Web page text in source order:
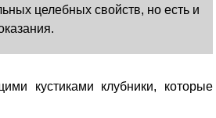
целебных свойств, но есть и
кустиками клубники, которые